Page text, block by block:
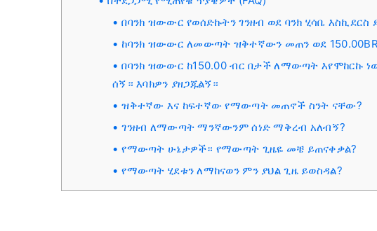
በባንክ ዝውውር የወሰድኩትን ገንዘብ ወደ ባንክ ሂሳቤ
ከባንክ ዝውውር ለመውጣት ዝቅተኛውን መጠን ወደ
በባንክ ዝውውር ከ150.00 ብር በታች ለማውጣት እየሞከርኩ
ሰኝ። እባክዎን ያዘጋጁልኝ።
ዝቅተኛው እና ከፍተኛው የማውጣት መጠኖች ስንት ናቸው?
ገንዘብ ለማውጣት ማንኛውንም ሰነድ ማቅረብ አለብኝ?
የማውጣት ሁኔታዎች። የማውጣት ጊዜዬ መቼ ይጠናቀቃል?
የማውጣት ሂደቱን ለማከናወን ምን ያህል ጊዜ ይወስዳል?